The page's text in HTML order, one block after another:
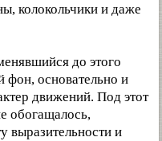
колокольчики и даже
до этого
основательно и
движений. Под этот
обогащалось,
выразительности и